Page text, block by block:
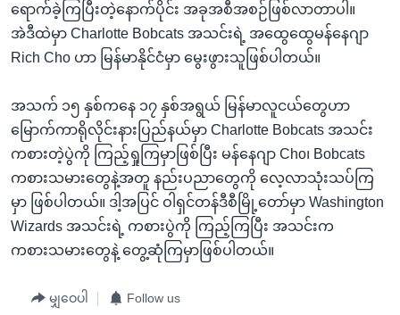
ရောက်ခဲ့ကြပြီးတဲ့နောက်ပိုင်း အခုအစီအစဉ်ဖြစ်လာတာပါ။
အဲဒီထဲမှာ Charlotte Bobcats အသင်းရဲ့ အထွေထွေမန်နေဂျာ
Rich Cho ဟာ မြန်မာနိုင်ငံမှာ မွေးဖွားသူဖြစ်ပါတယ်။
အသက် ၁၅ နှစ်ကနေ ၁၇ နှစ်အရွယ် မြန်မာလူငယ်တွေဟာ
မြောက်ကာရိုလိုင်းနားပြည်နယ်မှာ Charlotte Bobcats အသင်း
ကစားတဲ့ပွဲကို ကြည့်ရှုကြမှာဖြစ်ပြီး မန်နေဂျာ Cho၊ Bobcats
ကစားသမားတွေနဲ့အတူ နည်းပညာတွေကို လေ့လာသုံးသပ်ကြ
မှာ ဖြစ်ပါတယ်။ ဒါ့အပြင် ဝါရှင်တန်ဒီစီမြို့တော်မှာ Washington
Wizards အသင်းရဲ့ ကစားပွဲကို ကြည့်ကြပြီး အသင်းက
ကစားသမားတွေနဲ့ တွေ့ဆုံကြမှာဖြစ်ပါတယ်။
မျှဝေပါ Follow us